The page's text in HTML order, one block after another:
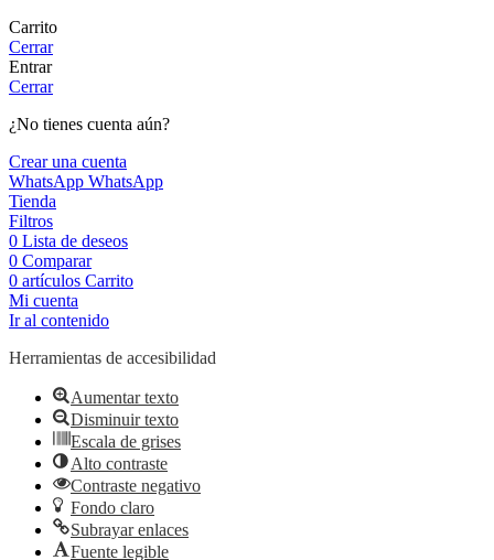
Carrito
Cerrar
Entrar
Cerrar
¿No tienes cuenta aún?
Crear una cuenta
WhatsApp WhatsApp
Tienda
Filtros
0 Lista de deseos
0 Comparar
0 artículos Carrito
Mi cuenta
Ir al contenido
Herramientas de accesibilidad
Aumentar texto
Disminuir texto
Escala de grises
Alto contraste
Contraste negativo
Fondo claro
Subrayar enlaces
Fuente legible